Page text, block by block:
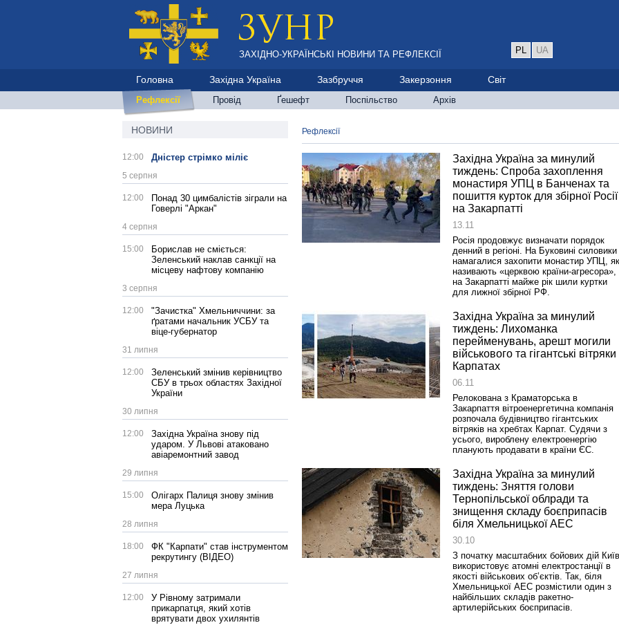
ЗАХІДНО-УКРАЇНСЬКІ НОВИНИ ТА РЕФЛЕКСІЇ PL UA
Головна Західна Україна Зазбруччя Закерзоння Світ
Рефлексії Провід Ґешефт Поспільство Архів
НОВИНИ
12:00 Дністер стрімко міліє
5 серпня
12:00
Понад 30 цимбалістів зіграли на
Говерлі "Аркан"
4 серпня
15:00
Борислав не сміється:
Зеленський наклав санкції на
місцеву нафтову компанію
3 серпня
12:00
"Зачистка" Хмельниччини: за
ґратами начальник УСБУ та
віце-губернатор
31 липня
12:00
Зеленський змінив керівництво
СБУ в трьох областях Західної
України
30 липня
12:00
Західна Україна знову під
ударом. У Львові атаковано
авіаремонтний завод
29 липня
15:00
Олігарх Палиця знову змінив
мера Луцька
28 липня
18:00
ФК "Карпати" став інструментом
рекрутингу (ВІДЕО)
27 липня
12:00
У Рівному затримали
прикарпатця, який хотів
врятувати двох ухилянтів
Рефлексії
Західна Україна за минулий
тиждень: Спроба захоплення
монастиря УПЦ в Банченах та
пошиття курток для збірної Росії
на Закарпатті
13.11
Росія продовжує визначати порядок
денний в регіоні. На Буковині силовики
намагалися захопити монастир УПЦ,
називають «церквою країни-агресора»,
на Закарпатті майже рік шили куртки
для лижної збірної РФ.
Західна Україна за минулий
тиждень: Лихоманка
перейменувань, арешт могили
військового та гігантські вітряки
Карпатах
06.11
Релокована з Краматорська в
Закарпаття вітроенергетична компанія
розпочала будівництво гігантських
вітряків на хребтах Карпат. Судячи з
усього, вироблену електроенергію
планують продавати в країни ЄС.
Західна Україна за минулий
тиждень: Зняття голови
Тернопільської облради та
знищення складу боєприпасів
біля Хмельницької АЕС
30.10
З початку масштабних бойових дій Київ
використовує атомні електростанції в
якості військових об’єктів. Так, біля
Хмельницької АЕС розмістили один з
найбільших складів ракетно-
артилерійських боєприпасів.